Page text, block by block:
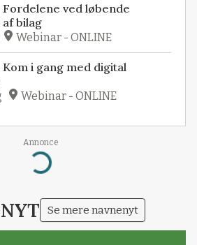
Fordelene ved løbende
bilag
Webinar - ONLINE
i gang med digital
Webinar - ONLINE
Annonce
Loading...
Se mere navnenyt